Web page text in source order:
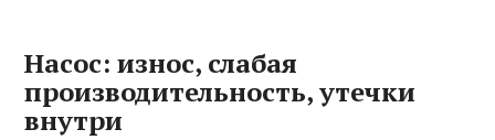
Насос: износ, слабая
производительность, утечки
внутри